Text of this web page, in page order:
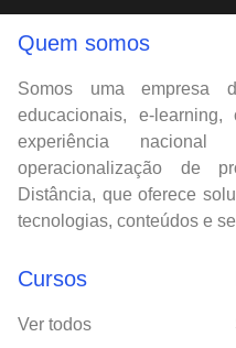
Quem somos
Somos uma empresa
educacionais, e-
experiência
operacionalização de
Distância, que oferece
tecnologias, conteúdos e
Cursos
Ver todos